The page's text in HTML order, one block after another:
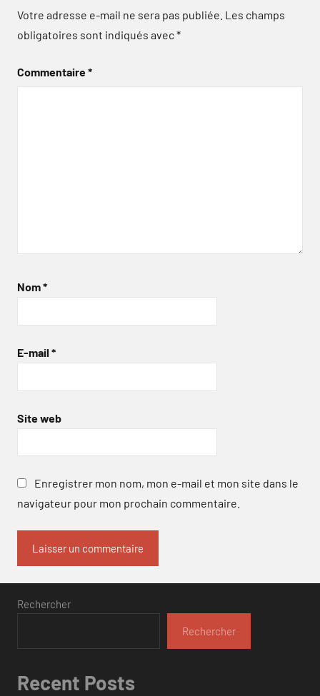
Votre adresse e-mail ne sera pas publiée. Les champs
obligatoires sont indiqués avec*
Commentaire*
Nom*
E-mail *
Site web
Enregistrer mon nom, mon e-mail et mon site dans le
navigateur pour mon prochain commentaire.
Rechercher
Rechercher
Recent Posts